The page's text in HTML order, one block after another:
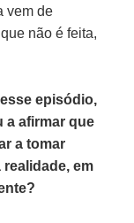
vem de
não é feita,
episódio,
a afirmar que
a tomar
em